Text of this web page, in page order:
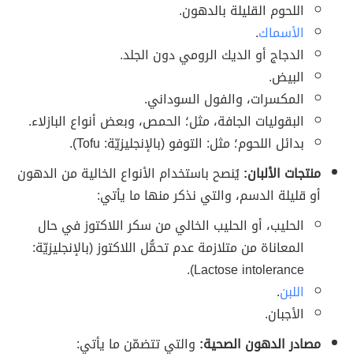
اللحوم القليلة بالدهون.
الأسماك.
الدجاج أو الديك الرومي دون الجلد.
البيض.
المكسرات، والفول السوداني.
البقوليات الجافة، مثل؛ الحمص، وبعض أنواع البازلاء.
بدائل اللحوم؛ مثل: التوفو (بالإنجليزيّة: Tofu).
منتجات الألبان:يُنصح باستخدام الأنواع الخالية من الدهون
أو قليلة الدسم، والتي نذكر منها ما يأتي:
الحليب، أو الحليب الخالي من سكر اللاكتوز في حال
المعاناة من متلازمة عدم تحمُّل اللاكتوز (بالإنجليزيّة:
Lactose intolerance).
اللبن.
الأجبان.
مصادر الدهون الصحية: والتي تتضمّن ما يأتي: